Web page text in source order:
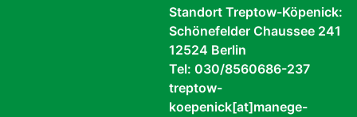
Standort Treptow-Köpenick:
Schönefelder Chaussee 241
12524 Berlin
Tel: 030/8560686-237
treptow-
koepenick[at]manege-